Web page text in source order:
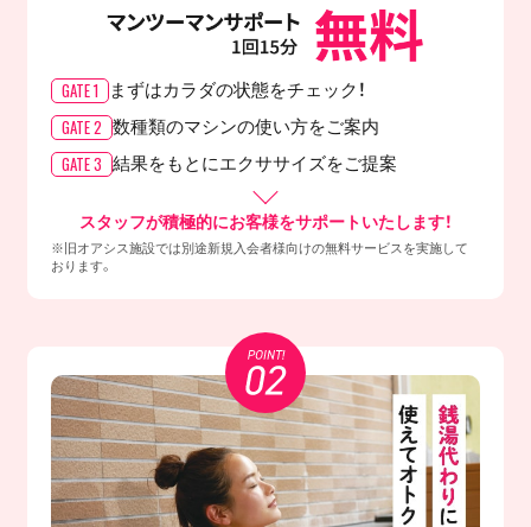
GATE 1 まずはカラダの状態をチェック！
GATE 2 数種類のマシンの使い方をご案内
GATE 3 結果をもとにエクササイズをご提案
スタッフが積極的にお客様をサポートいたします！
※旧オアシス施設では別途新規入会者様向けの無料サービスを実施して
おります。